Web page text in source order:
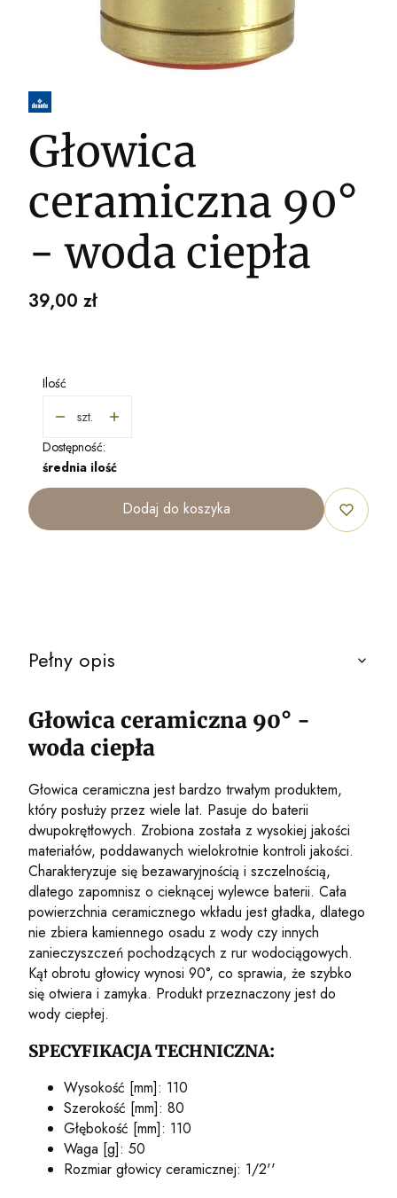
Głowica
ceramiczna 90°
- woda ciepła
Cena
39,00 zł
Ilość
szt.
Dostępność:
średnia ilość
Dodaj do koszyka
Pełny opis
Głowica ceramiczna 90° -
woda ciepła
Głowica ceramiczna jest bardzo trwałym produktem,
który posłuży przez wiele lat. Pasuje do baterii
dwupokrętłowych. Zrobiona została z wysokiej jakości
materiałów, poddawanych wielokrotnie kontroli jakości.
Charakteryzuje się bezawaryjnością i szczelnością,
dlatego zapomnisz o cieknącej wylewce baterii. Cała
powierzchnia ceramicznego wkładu jest gładka, dlatego
nie zbiera kamiennego osadu z wody czy innych
zanieczyszczeń pochodzących z rur wodociągowych.
Kąt obrotu głowicy wynosi 90°, co sprawia, że szybko
się otwiera i zamyka. Produkt przeznaczony jest do
wody ciepłej.
SPECYFIKACJA TECHNICZNA:
Wysokość [mm]: 110
Szerokość [mm]: 80
Głębokość [mm]: 110
Waga [g]: 50
Rozmiar głowicy ceramicznej: 1/2''